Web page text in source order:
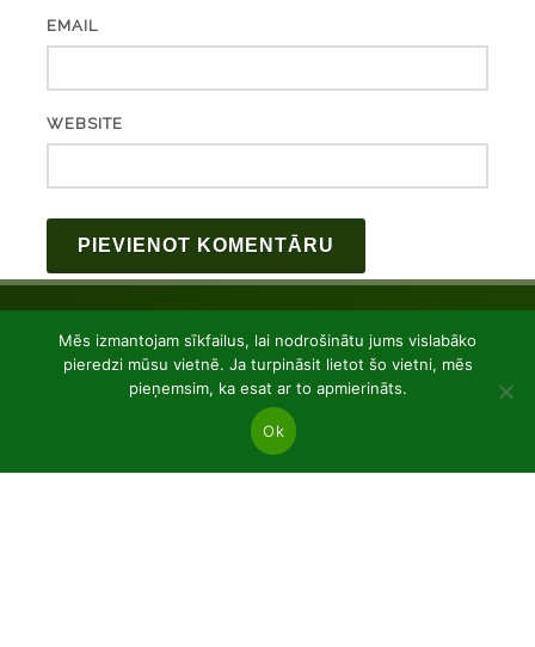
EMAIL
WEBSITE
Mēs izmantojam sīkfailus, lai nodrošinātu jums vislabāko
pieredzi mūsu vietnē. Ja turpināsit lietot šo vietni, mēs
pieņemsim, ka esat ar to apmierināts.
Ok